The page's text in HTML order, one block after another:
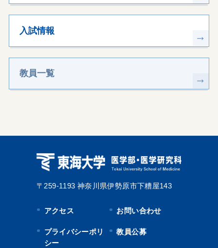
入試情報
教員一覧
〒259-1193 神奈川県伊勢原市下糟屋143
アクセス お問い合わせ
プライバシーポリ
シー
教員公募